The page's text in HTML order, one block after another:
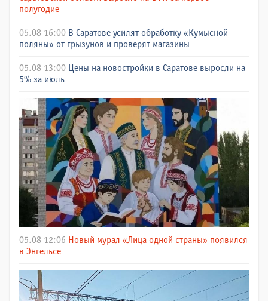
полугодие
05.08 16:00 В Саратове усилят обработку «Кумысной
поляны» от грызунов и проверят магазины
05.08 13:00 Цены на новостройки в Саратове выросли на
5% за июль
05.08 12:06 Новый мурал «Лица одной страны» появился
в Энгельсе